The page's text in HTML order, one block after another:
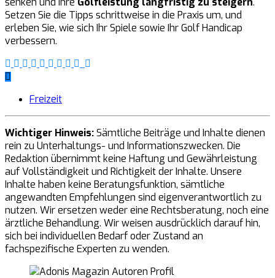
Setzen Sie die Tipps schrittweise in die Praxis um, und
erleben Sie, wie sich Ihr Spiele sowie Ihr Golf Handicap
verbessern.
Freizeit
Wichtiger Hinweis:Sämtliche Beiträge und Inhalte dienen
rein zu Unterhaltungs- und Informationszwecken. Die
Redaktion übernimmt keine Haftung und Gewährleistung
auf Vollständigkeit und Richtigkeit der Inhalte. Unsere
Inhalte haben keine Beratungsfunktion, sämtliche
angewandten Empfehlungen sind eigenverantwortlich zu
nutzen. Wir ersetzen weder eine Rechtsberatung, noch eine
ärztliche Behandlung. Wir weisen ausdrücklich darauf hin,
sich bei individuellen Bedarf oder Zustand an
fachspezifische Experten zu wenden.